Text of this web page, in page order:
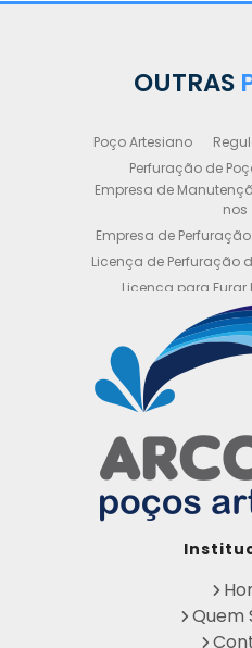
OUTRAS
Poço Artesiano
Perfuração de
Empresa de
nos
Empresa de
Licença de Perfuração
Licença para Furar
Licença para
Licença para
Manutenção de
Manutenção
Obtenha sua Licença
o
Orçamento de
Orçamento para
ano
Outorga DAEE
cos
nos
Quem